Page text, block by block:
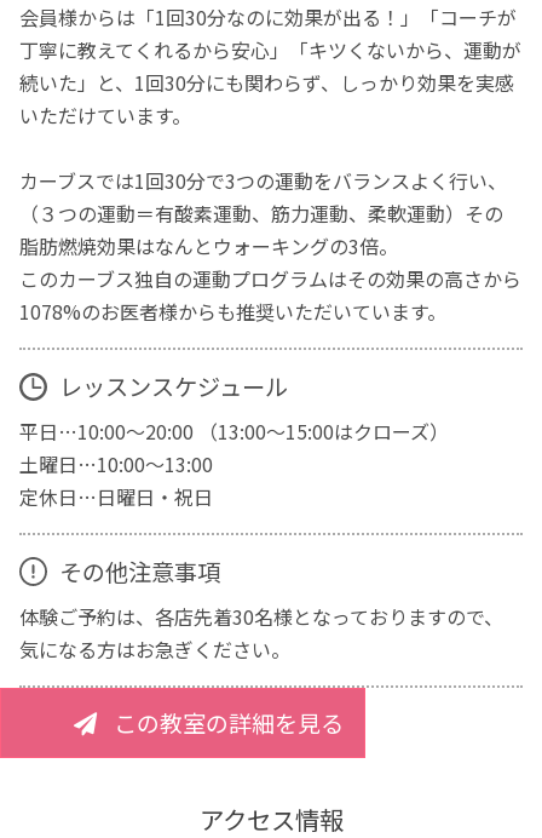
会員様からは「1回30分なのに効果が出る！」「コーチが
丁寧に教えてくれるから安心」「キツくないから、運動が
続いた」と、1回30分にも関わらず、しっかり効果を実感
いただけています。
カーブスでは1回30分で3つの運動をバランスよく行い、
（３つの運動＝有酸素運動、筋力運動、柔軟運動）その
脂肪燃焼効果はなんとウォーキングの3倍。
このカーブス独自の運動プログラムはその効果の高さから
1078%のお医者様からも推奨いただいています。
レッスンスケジュール
平日…10:00～20:00 （13:00～15:00はクローズ）
土曜日…10:00～13:00
定休日…日曜日・祝日
その他注意事項
体験ご予約は、各店先着30名様となっておりますので、
気になる方はお急ぎください。
この教室の詳細を見る
アクセス情報